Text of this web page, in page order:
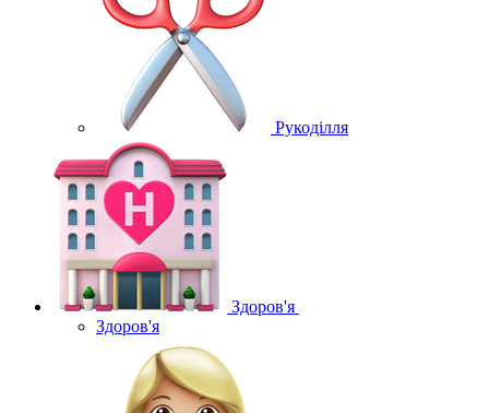
Рукоділля
Здоров'я
Здоров'я